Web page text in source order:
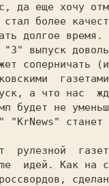
да еще хочу
более
долгое время.
выпуск
соперничать
а что нас
будет не
"KrNews" станет
идей. Как на